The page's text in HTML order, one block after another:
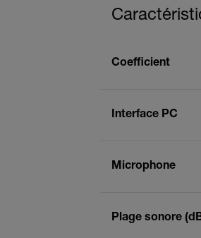
Coefficient
Interface PC
Microphone
Plage sonore